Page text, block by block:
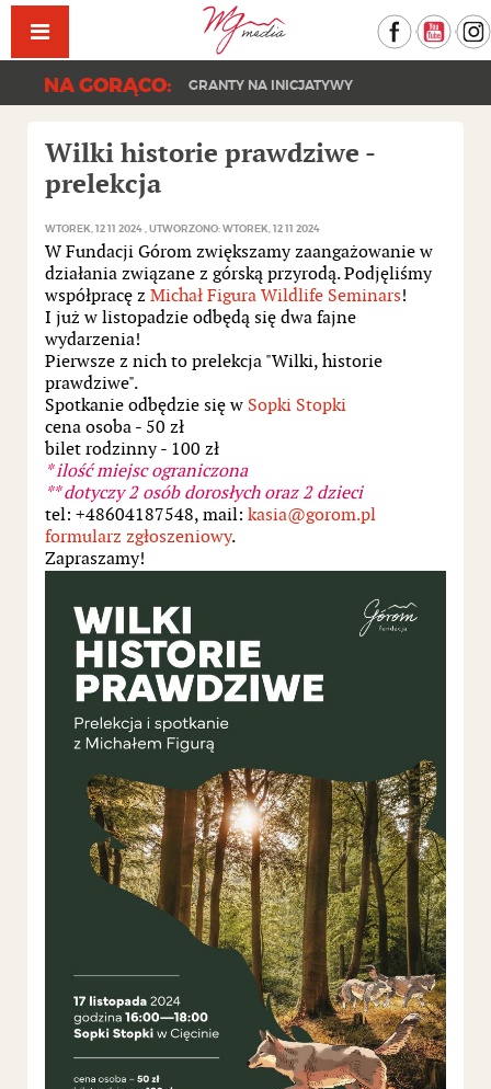
Facebook
NA GORĄCO: GRANTY NA INICJATYWY
Wilki historie prawdziwe -
prelekcja
WTOREK, 12 11 2024 UTWORZONO: WTOREK, 12 11 2024
W Fundacji Górom zwiększamy zaangażowanie w
działania związane z górską przyrodą. Podjęliśmy
współpracę z Michał Figura Wildlife Seminars!
I już w listopadzie odbędą się dwa fajne
wydarzenia!
Pierwsze z nich to prelekcja "Wilki, historie
prawdziwe".
Spotkanie odbędzie się w Sopki Stopki
cena osoba - 50 zł
bilet rodzinny - 100 zł
* ilość miejsc ograniczona
** dotyczy 2 osób dorosłych oraz 2 dzieci
tel: +48604187548, mail: kasia@gorom.pl
formularz zgłoszeniowy.
Zapraszamy!